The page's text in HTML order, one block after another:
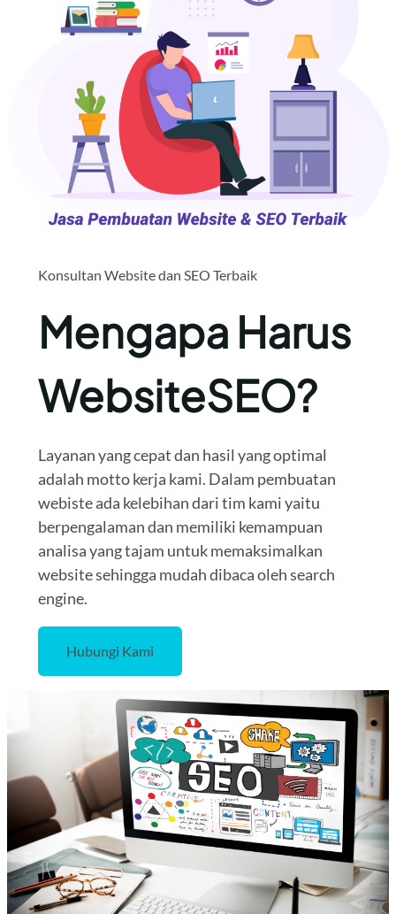
Konsultan Website dan SEO Terbaik
Mengapa Harus
WebsiteSEO?
Layanan yang cepat dan hasil yang optimal
adalah motto kerja kami. Dalam pembuatan
webiste ada kelebihan dari tim kami yaitu
berpengalaman dan memiliki kemampuan
analisa yang tajam untuk memaksimalkan
website sehingga mudah dibaca oleh search
engine.
Hubungi Kami